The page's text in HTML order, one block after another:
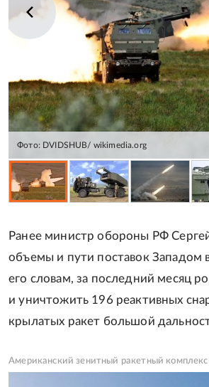
Фото: DVIDSHUB/ wikimedia.org
Ранее министр обороны РФ
объемы и пути поставок Западом
его словам, за последний месяц
и уничтожить 196 реактивных
крылатых ракет большой
Американский зенитный ракетный